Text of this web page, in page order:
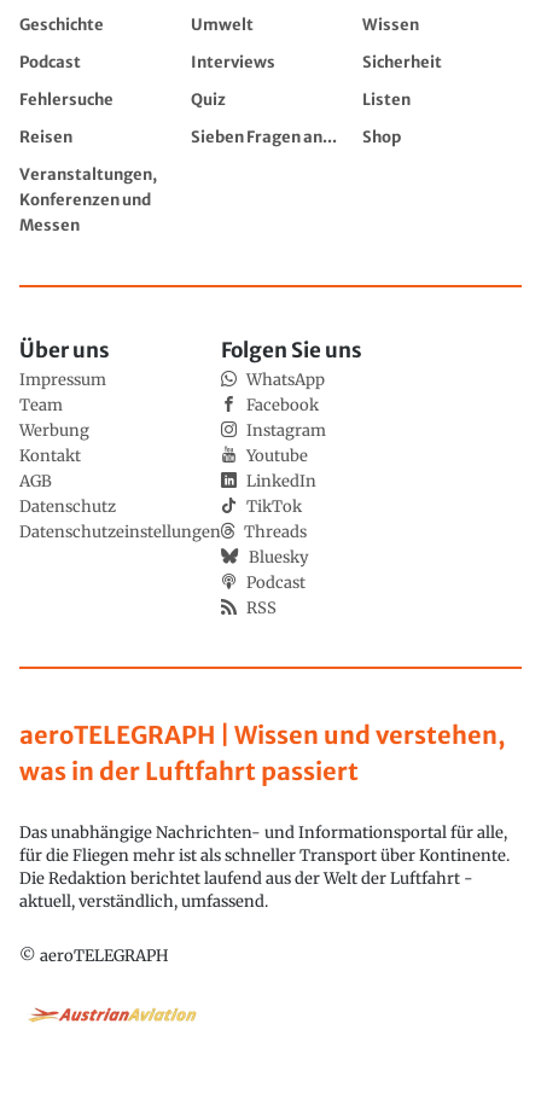
Geschichte Umwelt
Wissen
Podcast
Interviews
Sicherheit
Fehlersuche
Quiz
Listen
Reisen
Sieben Fragen an...
Shop
Veranstaltungen,
Konferenzen und
Messen
aeroTELEGRAPH | Wissen und verstehen,
was in der Luftfahrt passiert
Das unabhängige Nachrichten- und Informationsportal für alle,
für die Fliegen mehr ist als schneller Transport über Kontinente.
Die Redaktion berichtet laufend aus der Welt der Luftfahrt -
aktuell, verständlich, umfassend.
© aeroTELEGRAPH
Über uns
Impressum
Team
Werbung
Kontakt
AGB
Datenschutz
Datenschutzeinstellungen
Folgen Sie uns
WhatsApp
Facebook
Instagram
Youtube
LinkedIn
TikTok
Threads
Bluesky
Podcast
RSS